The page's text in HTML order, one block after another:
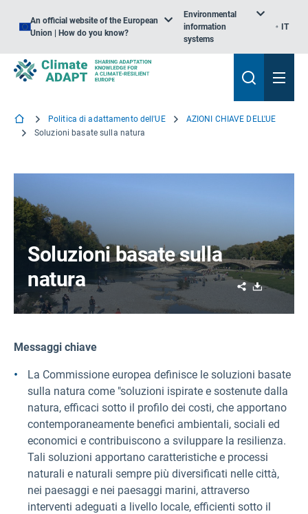
An official website of the European
Union | How do you know?
Environmental
information
systems
IT
Politica di adattamento dell'UE
AZIONI CHIAVE DELL'UE
Soluzioni basate sulla natura
Soluzioni basate sulla
natura
ShareDownload
Messaggi chiave
La Commissione europea definisce le soluzioni basate
sulla natura come "soluzioni ispirate e sostenute dalla
natura, efficaci sotto il profilo dei costi, che apportano
contemporaneamente benefici ambientali, sociali ed
economici e contribuiscono a sviluppare la resilienza.
Tali soluzioni apportano caratteristiche e processi
naturali e naturali sempre più diversificati nelle città,
nei paesaggi e nei paesaggi marini, attraverso
interventi adeguati a livello locale, efficienti sotto il